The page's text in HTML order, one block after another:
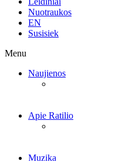
Nuotraukos
EN
Susisiek
Menu
Naujienos
Apie Ratilio
Muzika